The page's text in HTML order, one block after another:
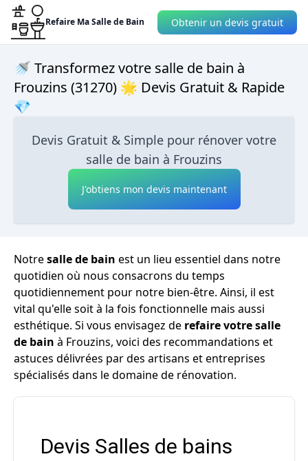
Refaire Ma Salle de Bain Obtenir un devis gratuit
🚿 Transformez votre salle de bain à
Frouzins (31270) 🌟 Devis Gratuit & Rapide
💎
Devis Gratuit & Simple pour rénover votre
salle de bain à Frouzins
J'obtiens mon devis maintenant
Notresalle de bain est un lieu essentiel dans notre
quotidien où nous consacrons du temps
quotidiennement pour notre bien-être. Ainsi, il est
vital qu'elle soit à la fois fonctionnelle mais aussi
esthétique. Si vous envisagez de refaire votre salle
de bain à Frouzins, voici des recommandations et
astuces délivrées par des artisans et entreprises
spécialisés dans le domaine de rénovation.
Devis Salles de bains